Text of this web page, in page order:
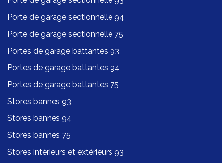
Porte de garage sectionnelle 94
Porte de garage sectionnelle 75
Portes de garage battantes 93
Portes de garage battantes 94
Portes de garage battantes 75
Stores bannes 93
Stores bannes 94
Stores bannes 75
Stores intérieurs et extérieurs 93